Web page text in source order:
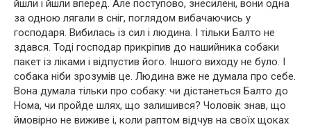
йшли і йшли вперед. Але поступово, знесилені, вони одна
за одною лягали в сніг, поглядом вибачаючись у
господаря. Вибилась із сил і людина. І тільки Балто не
здався. Тоді господар прикріпив до нашийника собаки
пакет із ліками і відпустив його. Іншого виходу не було. І
собака ніби зрозумів це. Людина вже не думала про себе.
Вона думала тільки про собаку: чи дістанеться Балто до
Нома, чи пройде шлях, що залишився? Чоловік знав, що
ймовірно не виживе і, коли раптом відчув на своїх щоках